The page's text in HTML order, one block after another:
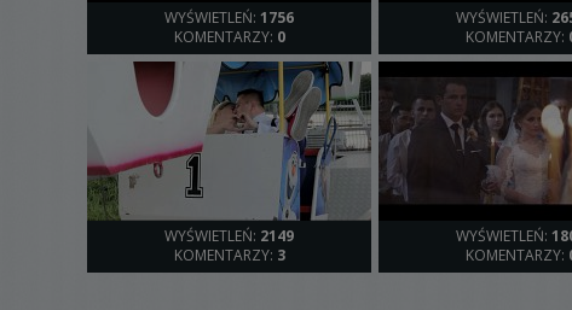
WYŚWIETLEŃ: 1756
KOMENTARZY: 0
WYŚWIETLEŃ:
KOMENTARZY:
WYŚWIETLEŃ: 2149
KOMENTARZY: 3
WYŚWIETLEŃ:
KOMENTARZY: